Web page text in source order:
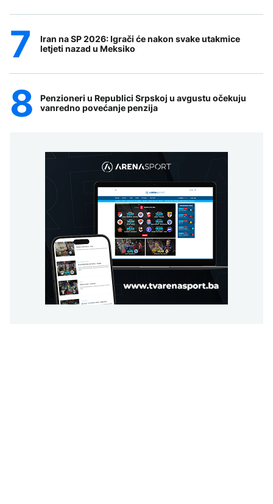
Iran na SP 2026: Igrači će nakon svake utakmice
letjeti nazad u Meksiko
Penzioneri u Republici Srpskoj u avgustu očekuju
vanredno povećanje penzija